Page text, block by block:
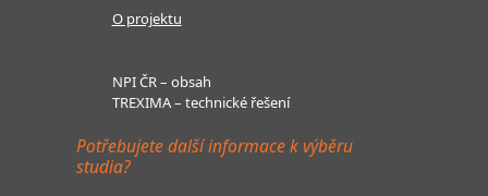
O projektu
NPI ČR – obsah
TREXIMA – technické řešení
Potřebujete další informace k výběru
studia?